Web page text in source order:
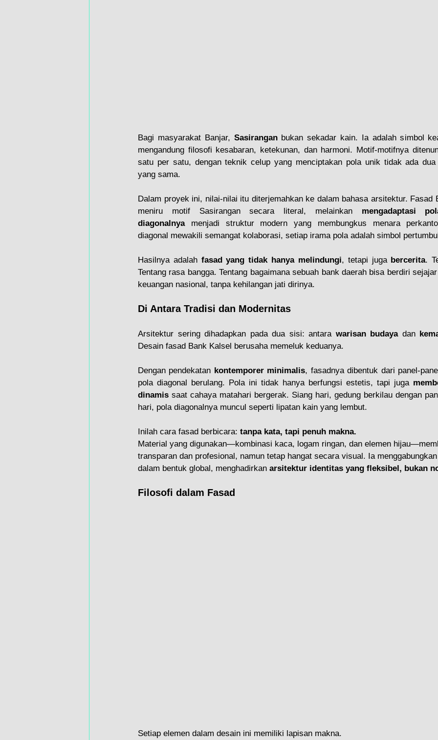
Bagi masyarakat Banjar, Sasirangan bukan sekadar kain. Ia adalah simbol
mengandung filosofi kesabaran, ketekunan, dan harmoni. Motif-motifnya
satu per satu, dengan teknik celup yang menciptakan pola unik tidak ada dua
yang sama.
Dalam proyek ini, nilai-nilai itu diterjemahkan ke dalam bahasa arsitektur. Fasad
meniru motif Sasirangan secara literal, melainkan mengadaptasi
diagonalnya menjadi struktur modern yang membungkus menara
diagonal mewakili semangat kolaborasi, setiap irama pola adalah simbol
Hasilnya adalah fasad yang tidak hanya melindungi, tetapi juga bercerita.
Tentang rasa bangga. Tentang bagaimana sebuah bank daerah bisa berdiri
keuangan nasional, tanpa kehilangan jati dirinya.
Di Antara Tradisi dan Modernitas
Arsitektur sering dihadapkan pada dua sisi: antara warisan budaya dan
Desain fasad Bank Kalsel berusaha memeluk keduanya.
Dengan pendekatan kontemporer minimalis, fasadnya dibentuk dari panel-
pola diagonal berulang. Pola ini tidak hanya berfungsi estetis, tapi juga
dinamis saat cahaya matahari bergerak. Siang hari, gedung berkilau dengan
hari, pola diagonalnya muncul seperti lipatan kain yang lembut.
Inilah cara fasad berbicara: tanpa kata, tapi penuh makna.
Material yang digunakan—kombinasi kaca, logam ringan, dan elemen
transparan dan profesional, namun tetap hangat secara visual. Ia
dalam bentuk global, menghadirkan arsitektur identitas yang fleksibel, bukan
Filosofi dalam Fasad
Setiap elemen dalam desain ini memiliki lapisan makna.